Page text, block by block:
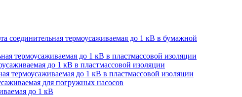
соединительная термоусаживаемая до 1 кВ в бумажной
термоусаживаемая до 1 кВ в пластмассовой изоляции
до 1 кВ в пластмассовой изоляции
термоусаживаемая до 1 кВ в пластмассовой изоляции
для погружных насосов
до 1 кВ